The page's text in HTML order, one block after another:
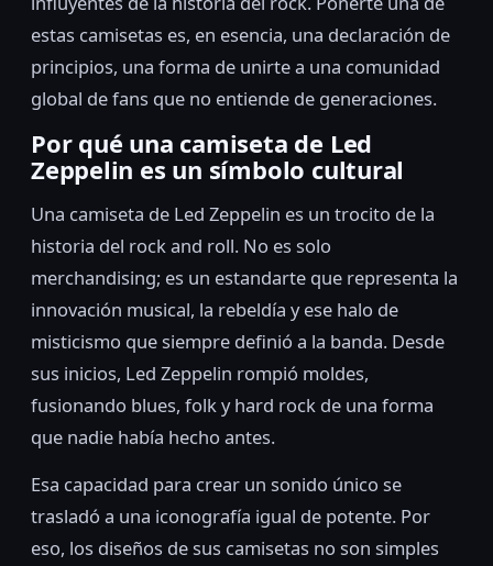
estas camisetas es, en esencia, una declaración de
principios, una forma de unirte a una comunidad
global de fans que no entiende de generaciones.
Por qué una camiseta de Led
Zeppelin es un símbolo cultural
Una camiseta de Led Zeppelin es un trocito de la
historia del rock and roll. No es solo
merchandising; es un estandarte que representa la
innovación musical, la rebeldía y ese halo de
misticismo que siempre definió a la banda. Desde
sus inicios, Led Zeppelin rompió moldes,
fusionando blues, folk y hard rock de una forma
que nadie había hecho antes.
Esa capacidad para crear un sonido único se
trasladó a una iconografía igual de potente. Por
eso, los diseños de sus camisetas no son simples